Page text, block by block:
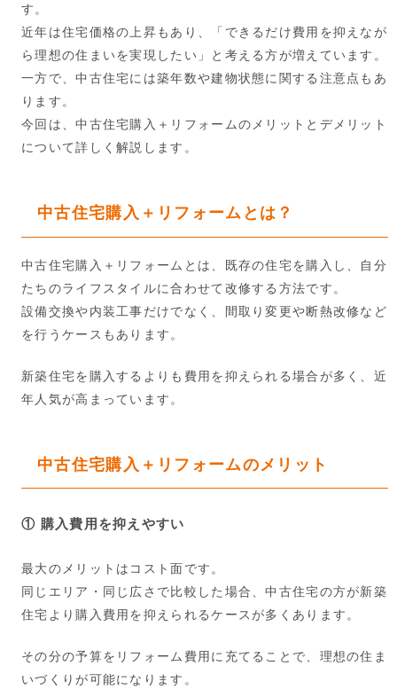
す。
近年は住宅価格の上昇もあり、「できるだけ費用を抑えなが
ら理想の住まいを実現したい」と考える方が増えています。
一方で、中古住宅には築年数や建物状態に関する注意点もあ
ります。
今回は、中古住宅購入＋リフォームのメリットとデメリット
について詳しく解説します。
中古住宅購入＋リフォームとは？
中古住宅購入＋リフォームとは、既存の住宅を購入し、自分
たちのライフスタイルに合わせて改修する方法です。
設備交換や内装工事だけでなく、間取り変更や断熱改修など
を行うケースもあります。
新築住宅を購入するよりも費用を抑えられる場合が多く、近
年人気が高まっています。
中古住宅購入＋リフォームのメリット
① 購入費用を抑えやすい
最大のメリットはコスト面です。
同じエリア・同じ広さで比較した場合、中古住宅の方が新築
住宅より購入費用を抑えられるケースが多くあります。
その分の予算をリフォーム費用に充てることで、理想の住ま
いづくりが可能になります。